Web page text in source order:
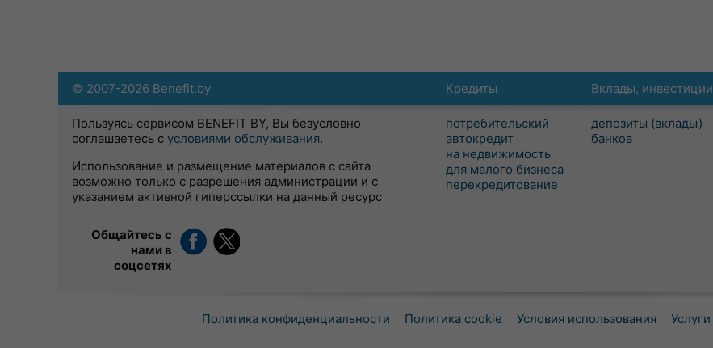
Кредиты
потребительский
автокредит
на недвижимость
для малого бизнеса
перекредитование
Вклады, инвестиции
депозиты (вклады)
банков
© 2007-2026 Benefit.by
Пользуясь сервисом BENEFIT BY, Вы безусловно
соглашаетесь с условиями обслуживания.
Использование и размещение материалов с сайта
возможно только с разрешения администрации и с
указанием активной гиперссылки на данный ресурс
Общайтесь с
нами в
соцсетях
Политика конфиденциальности Политика cookie Условия использования Услуги